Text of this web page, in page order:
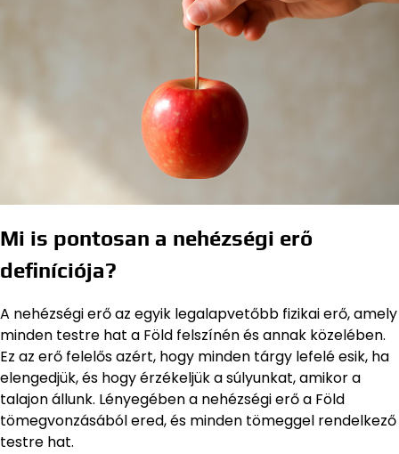
Mi is pontosan a nehézségi erő
definíciója?
A nehézségi erő az egyik legalapvetőbb fizikai erő, amely
minden testre hat a Föld felszínén és annak közelében.
Ez az erő felelős azért, hogy minden tárgy lefelé esik, ha
elengedjük, és hogy érzékeljük a súlyunkat, amikor a
talajon állunk. Lényegében a nehézségi erő a Föld
tömegvonzásából ered, és minden tömeggel rendelkező
testre hat.